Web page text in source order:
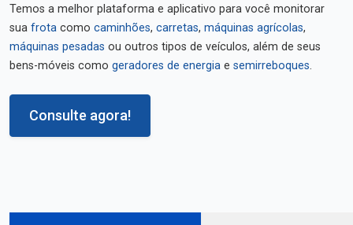
Temos a melhor plataforma e aplicativo para você monitorar
sua frota como caminhões, carretas, máquinas agrícolas,
máquinas pesadas ou outros tipos de veículos, além de seus
bens-móveis como geradores de energia e semirreboques.
Consulte agora!